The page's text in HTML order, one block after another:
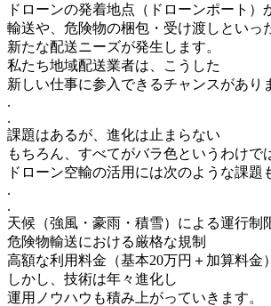
ドローンの発着地点（ドローンポート）
輸送や、危険物の梱包・受け渡しといっ
新たな配送ニーズが発生します。
私たち地域配送業者は、こうした
新しい仕事に参入できるチャンスがあり
.
.
課題はあるが、進化は止まらない
もちろん、すべてがバラ色というわけで
ドローン空輸の活用には次のような課題
.
.
天候（強風・豪雨・積雪）による運行制
危険物輸送における厳格な規制
高額な利用料金（基本20万円＋加算料金）
しかし、技術は年々進化し
運用ノウハウも積み上がっていきます。